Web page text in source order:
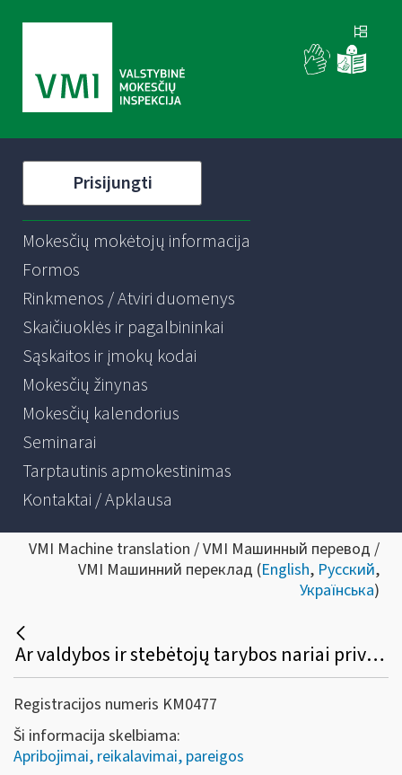
Prisijungti
Mokesčių mokėtojų informacija
Formos
Rinkmenos / Atviri duomenys
Skaičiuoklės ir pagalbininkai
Sąskaitos ir įmokų kodai
Mokesčių žinynas
Mokesčių kalendorius
Seminarai
Tarptautinis apmokestinimas
Kontaktai / Apklausa
VMI Machine translation / VMI Машинный перевод /
VMI Машинний переклад (English, Русский,
Українська)
Ar valdybos ir stebėtojų tarybos nariai privalo registruoti individualią veiklą?
Registracijos numeris KM0477
Ši informacija skelbiama:
Apribojimai, reikalavimai, pareigos